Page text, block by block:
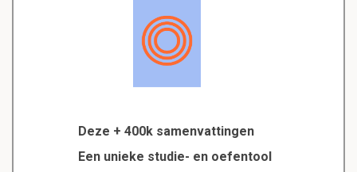
Deze + 400k samenvattingen
Een unieke studie- en oefentool